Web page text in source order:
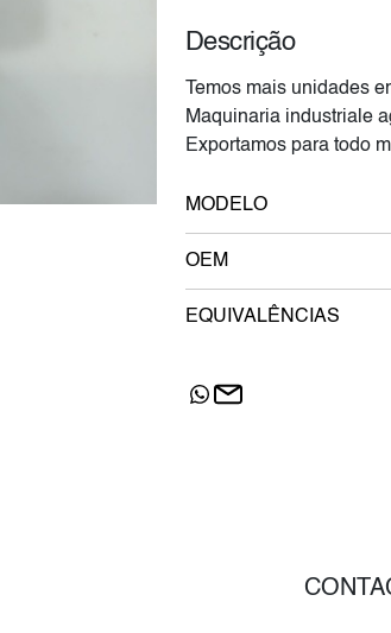
Descrição
Temos mais unidades
Maquinaria industriale
Exportamos para todo
MODELO
OEM
EQUIVALÊNCIAS